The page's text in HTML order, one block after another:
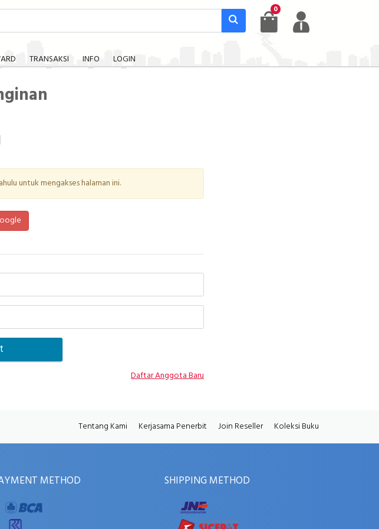
0
TRANSAKSI INFO LOGIN
untuk mengakses halaman ini.
Daftar Anggota Baru
Tentang Kami Kerjasama Penerbit Join Reseller Koleksi Buku
METHOD SHIPPING METHOD